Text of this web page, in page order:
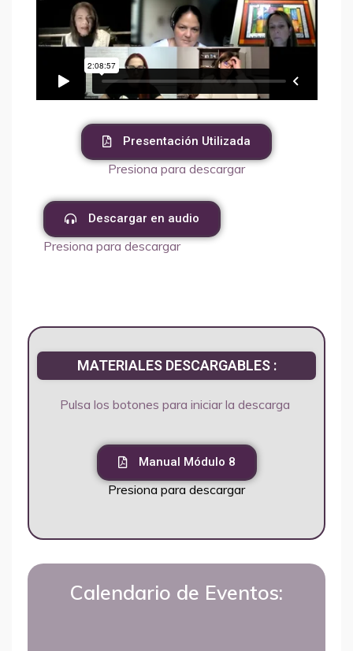
Presentación Utilizada
Presiona para descargar
Descargar en audio
Presiona para descargar
MATERIALES DESCARGABLES :
Pulsa los botones para iniciar la descarga
Manual Módulo 8
Presiona para descargar
Calendario de Eventos: